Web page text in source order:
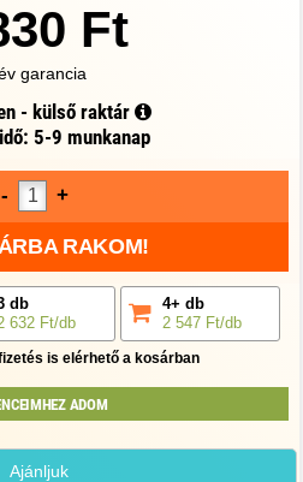
Ft
garancia
- külső raktár
5-9 munkanap
- +
RAKOM!
db
632 Ft/db
4+ db
2 547 Ft/db
is elérhető a kosárban
ADOM
Ajánljuk